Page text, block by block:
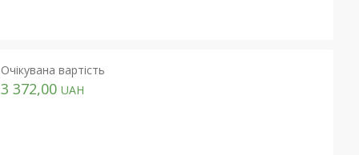
Очікувана вартість
3 372,00 UAH